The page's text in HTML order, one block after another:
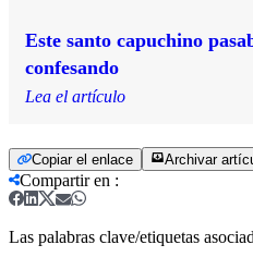
Este santo capuchino
confesando
Lea el artículo
Copiar el enlace Archivar
Compartir en :
Las palabras clave/etiquetas